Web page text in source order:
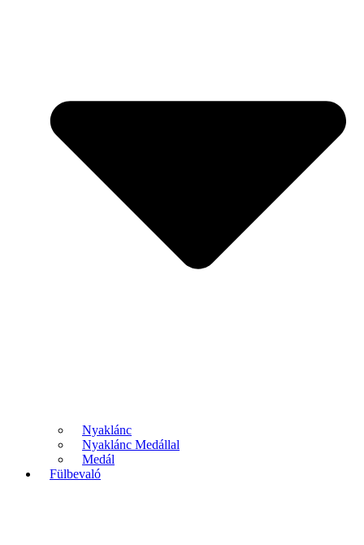
Nyaklánc
Nyaklánc Medállal
Medál
Fülbevaló